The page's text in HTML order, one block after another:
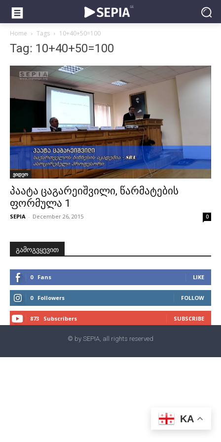
Home Tags 10+40+50=100
Tag: 10+40+50=100
ვიდეო
პაატა ცაგარეიშვილი, წარმატების
ფორმულა 1
SEPIA - December 26, 2015 0
გამოგვყევით
0 Fans LIKE
0 Followers FOLLOW
873 Subscribers SUBSCRIBE
© by SEPIA, all rights reserved
KA